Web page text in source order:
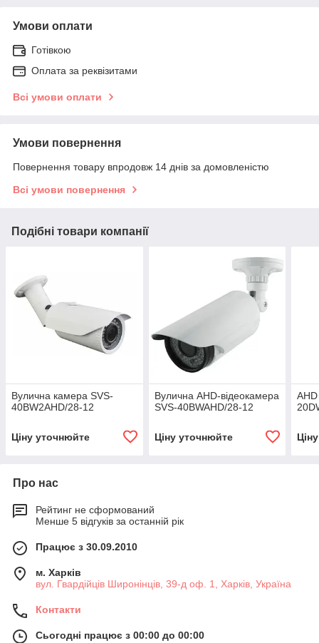
Умови оплати
Готівкою
Оплата за реквізитами
Всі умови оплати
Умови повернення
Повернення товару впродовж 14 днів за домовленістю
Всі умови повернення
Подібні товари компанії
Вулична камера SVS-
40BW2AHD/28-12
Ціну уточнюйте
Вулична AHD-відеокамера
SVS-40BWAHD/28-12
Ціну уточнюйте
Про нас
Рейтинг не сформований
Менше 5 відгуків за останній рік
Працює з 30.09.2010
м. Харків
вул. Гвардійців Широнінців, 39-д оф. 1, Харків, Україна
Контакти
Сьогодні працює з 00:00 до 00:00